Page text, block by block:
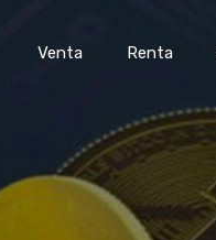
Renta
Venta Renta